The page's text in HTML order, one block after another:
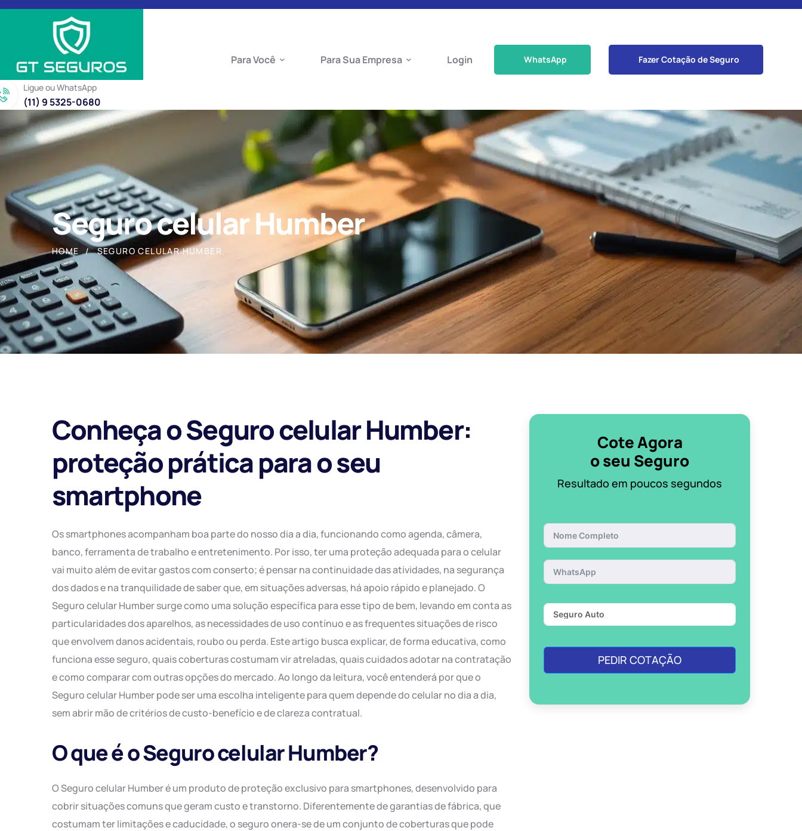
Ligue ou WhatsApp
(11) 9 5325-0680
Para Você Para Sua Empresa Login WhatsApp Fazer Cotação de Seguro
Seguro celular Humber
HOME SEGURO CELULAR HUMBER
Conheça o Seguro celular Humber:
proteção prática para o seu
smartphone
Os smartphones acompanham boa parte do nosso dia a dia, funcionando como agenda, câmera,
banco, ferramenta de trabalho e entretenimento. Por isso, ter uma proteção adequada para o celular
vai muito além de evitar gastos com conserto; é pensar na continuidade das atividades, na segurança
dos dados e na tranquilidade de saber que, em situações adversas, há apoio rápido e planejado. O
Seguro celular Humber surge como uma solução específica para esse tipo de bem, levando em conta as
particularidades dos aparelhos, as necessidades de uso contínuo e as frequentes situações de risco
que envolvem danos acidentais, roubo ou perda. Este artigo busca explicar, de forma educativa, como
funciona esse seguro, quais coberturas costumam vir atreladas, quais cuidados adotar na contratação
e como comparar com outras opções do mercado. Ao longo da leitura, você entenderá por que o
Seguro celular Humber pode ser uma escolha inteligente para quem depende do celular no dia a dia,
sem abrir mão de critérios de custo-benefício e de clareza contratual.
O que é o Seguro celular Humber?
O Seguro celular Humber é um produto de proteção exclusivo para smartphones, desenvolvido para
cobrir situações comuns que geram custo e transtorno. Diferentemente de garantias de fábrica, que
costumam ter limitações e caducidade, o seguro onera-se de um conjunto de coberturas que pode
Cote Agora
o seu Seguro
Resultado em poucos segundos
PEDIR COTAÇÃO